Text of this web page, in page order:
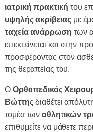
ιατρική πρακτική του
υψηλής ακρίβειας με
ταχεία ανάρρωση των
επεκτείνεται και στην
προσφέροντας στον
της θεραπείας του.
Ο Ορθοπεδικός
Βώττης διαθέτει
τομέα των αθλητικών
επιθυμείτε να μάθετε